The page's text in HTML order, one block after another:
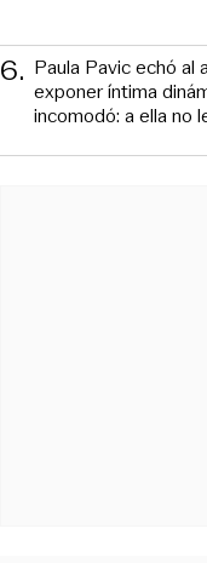
6. Paula Pavic echó al
exponer íntima
incomodó: a ella no